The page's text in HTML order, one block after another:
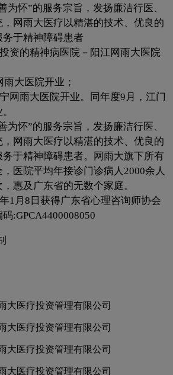
为怀”的服务宗旨，发扬廉洁行医、
网雨大医疗以精湛的技术、优良的
于精神障碍患者
资的精神病医院－阳江网雨大医院
大医院开业；
网雨大医院开业。同年度9月，江门
为怀”的服务宗旨，发扬廉洁行医、
网雨大医疗以精湛的技术、优良的
于精神障碍患者。网雨大旗下所有
医院平均年接诊门诊病人2000余人
惠及广东省的无数个家庭。
1月8日获得广东省心理咨询师协会
:GPCA4400008050